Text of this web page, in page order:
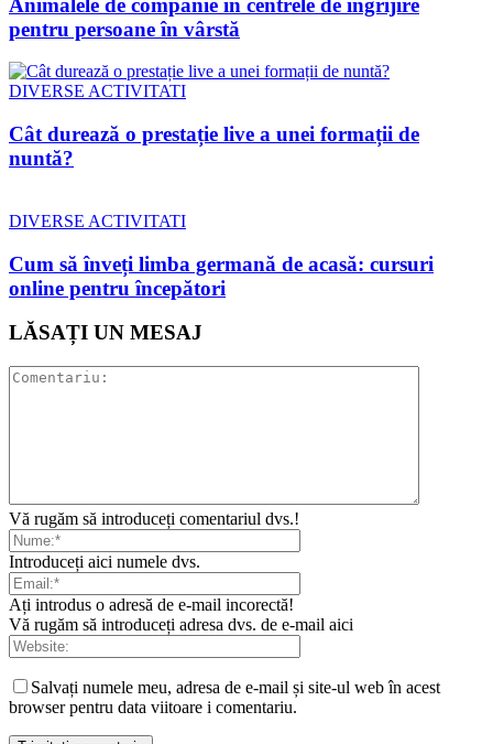
pentru persoane în vârstă
DIVERSE ACTIVITATI
Cât durează o prestație live a unei formații de
nuntă?
DIVERSE ACTIVITATI
Cum să înveți limba germană de acasă: cursuri
online pentru începători
LĂSAȚI UN MESAJ
Vă rugăm să introduceți comentariul dvs.!
Introduceți aici numele dvs.
Ați introdus o adresă de e-mail incorectă!
Vă rugăm să introduceți adresa dvs. de e-mail aici
Salvați numele meu, adresa de e-mail și site-ul web în acest
browser pentru data viitoare i comentariu.